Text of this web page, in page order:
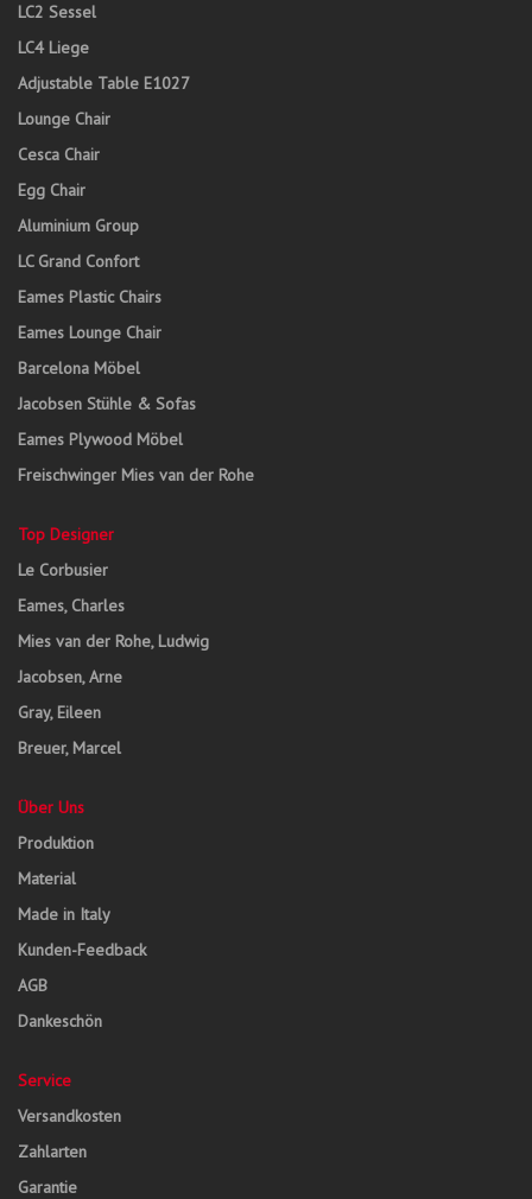
LC2 Sessel
LC4 Liege
Adjustable Table E1027
Lounge Chair
Cesca Chair
Egg Chair
Aluminium Group
LC Grand Confort
Eames Plastic Chairs
Eames Lounge Chair
Barcelona Möbel
Jacobsen Stühle & Sofas
Eames Plywood Möbel
Freischwinger Mies van der Rohe
Top Designer
Le Corbusier
Eames, Charles
Mies van der Rohe, Ludwig
Jacobsen, Arne
Gray, Eileen
Breuer, Marcel
Über Uns
Produktion
Material
Made in Italy
Kunden-Feedback
AGB
Dankeschön
Service
Versandkosten
Zahlarten
Garantie